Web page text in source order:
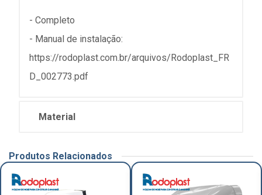
- Completo
- Manual de instalação:
https://rodoplast.com.br/arquivos/Rodoplast_FR
D_002773.pdf
Material
Produtos Relacionados